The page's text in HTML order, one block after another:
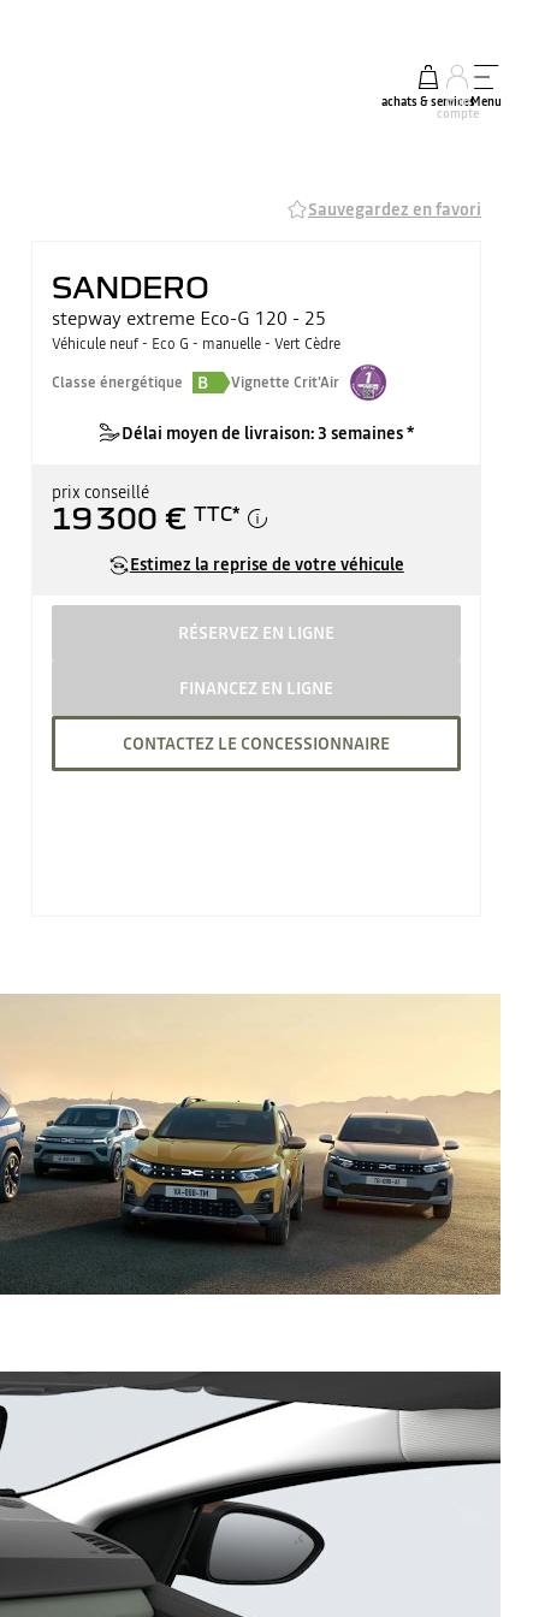
achats & services
mon
compte
Menu
Sauvegardez en favori
SANDERO
stepway extreme Eco-G 120 - 25
Véhicule neuf - Eco G - manuelle - Vert Cèdre
Classe énergétique
B Vignette Crit'Air
Délai moyen de livraison: 3 semaines *
prix conseillé
19 300 € TTC*
Estimez la reprise de votre véhicule
RÉSERVEZ EN LIGNE
FINANCEZ EN LIGNE
CONTACTEZ LE CONCESSIONNAIRE